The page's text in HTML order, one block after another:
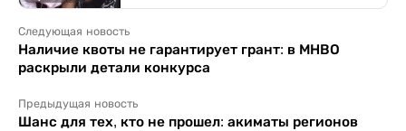
Следующая новость
Наличие квоты не гарантирует грант: в МНВО
раскрыли детали конкурса
Предыдущая новость
Шанс для тех, кто не прошел: акиматы регионов